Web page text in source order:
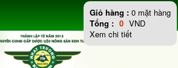
Giỏ hàng : 0 mặt hàng
Tổng : 0 VND
Xem chi tiết